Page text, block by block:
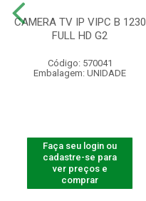
CAMERA TV IP VIPC B 1230
FULL HD G2
Código: 570041
Embalagem: UNIDADE
Faça seu login ou
cadastre-se para
ver preços e
comprar